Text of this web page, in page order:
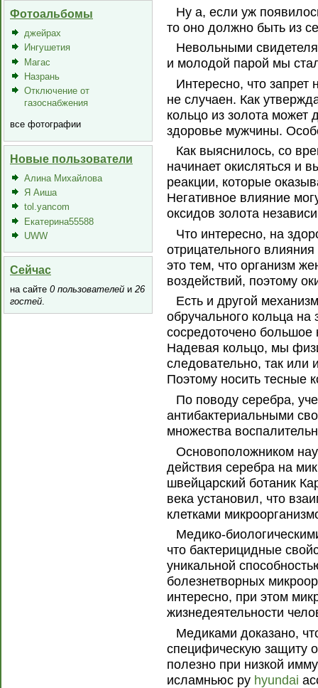
Фотоальбомы
джейрах
Ингушетия
Магас
Назрань
Отключение от
газоснабжения
все фотографии
Новые пользователи
Алина Михайлова
Я Аиша
tol.yancom
Екатерина55588
UWW
Сейчас
на сайте 0 пользователей и 26
гостей.
Ну а, если уж
то оно должно быть из
Невольными
и молодой парой мы
Интересно, что
не случаен. Как
кольцо из золота может
здоровье мужчины.
Как выяснилось, со
начинает окисляться и
реакции, которые
Негативное влияние
оксидов золота
Что интересно, на
отрицательного
это тем, что организм
воздействий, поэтому
Есть и другой
обручального кольца на
сосредоточено большое
Надевая кольцо, мы
следовательно, так или
Поэтому носить тесные
По поводу серебра,
антибактериальными
множества
Основоположником
действия серебра на
швейцарский ботаник
века установил, что
клетками
Медико-
что бактерицидные
уникальной
болезнетворных
интересно, при этом
жизнедеятельности
Медиками доказано,
специфическую защиту
полезно при низкой
исламньюс ру hyundai